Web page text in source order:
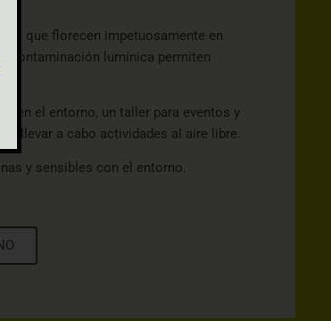
que florecen impetuosamente en
contaminación lumínica permiten
en el entorno, un taller para eventos y
llevar a cabo actividades al aire libre.
y sensibles con el entorno.